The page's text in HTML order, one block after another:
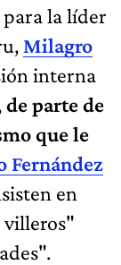
la líder
Milagro
interna
de parte de
que le
Fernández
en
villeros"